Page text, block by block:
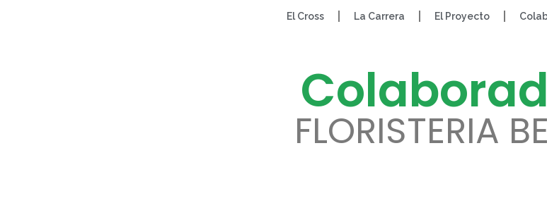
El Cross La Carrera El Proyecto
FLORISTERIA